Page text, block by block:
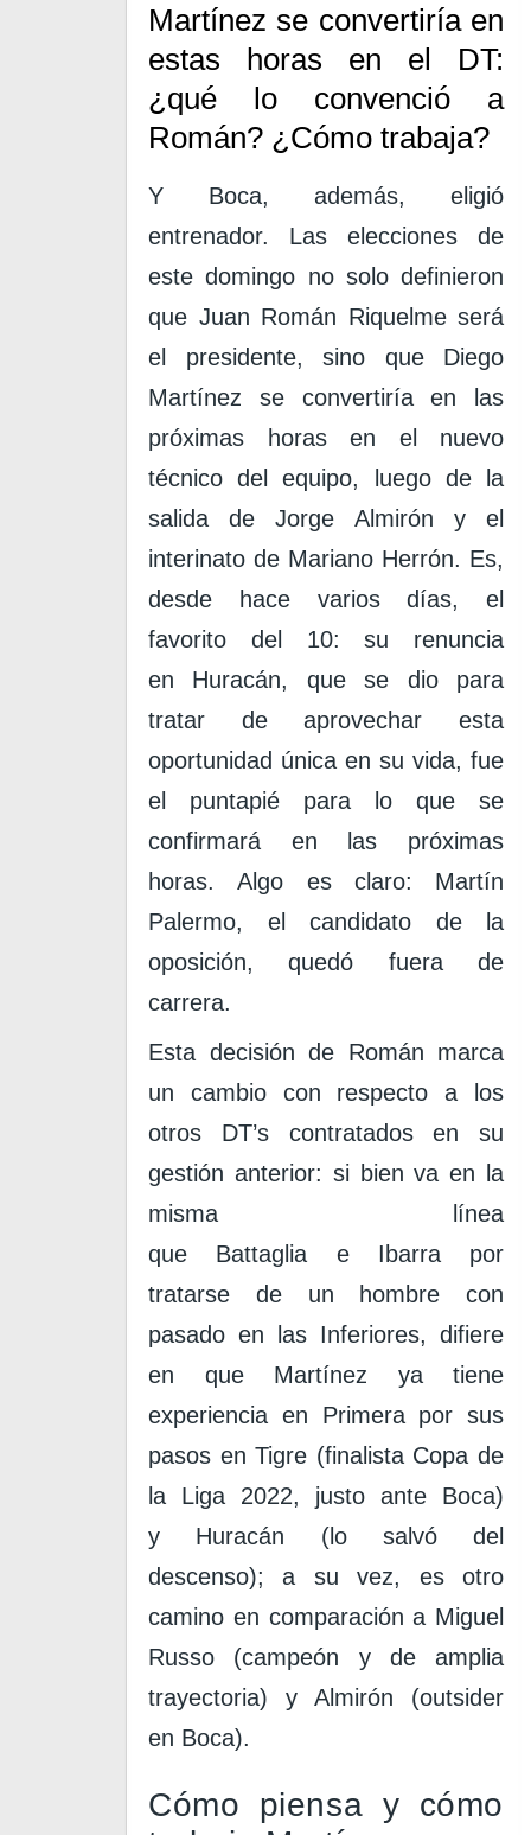
Martínez se convertiría en
estas horas en el DT:
¿qué lo convenció a
Román? ¿Cómo trabaja?
Y Boca, además, eligió
entrenador. Las elecciones de
este domingo no solo definieron
que Juan Román Riquelmeserá
el presidente, sino que Diego
Martínez se convertiría en las
próximas horas en el nuevo
técnico del equipo, luego de la
salida deJorge Almirón y el
interinato de Mariano Herrón. Es,
desde hace varios días, el
favorito del 10: su renuncia
en Huracán, que se dio para
tratar de aprovechar esta
oportunidad única en su vida, fue
el puntapié para lo que se
confirmará en las próximas
horas.Algo es claro: Martín
Palermo, el candidato de la
oposición, quedó fuera de
carrera.
Esta decisión de Román marca
un cambio con respecto a los
otros DT’s contratados en su
gestión anterior: si bien va en la
misma línea
que Battaglia e Ibarrapor
tratarse de un hombre con
pasado en las Inferiores, difiere
en que Martínez ya tiene
experiencia en Primera por sus
pasos enTigre (finalista Copa de
la Liga 2022, justo ante Boca)
y Huracán (lo salvó del
descenso); a su vez, es otro
camino en comparación a Miguel
Russo (campeón y de amplia
trayectoria) yAlmirón (outsider
en Boca).
Cómo piensa y cómo